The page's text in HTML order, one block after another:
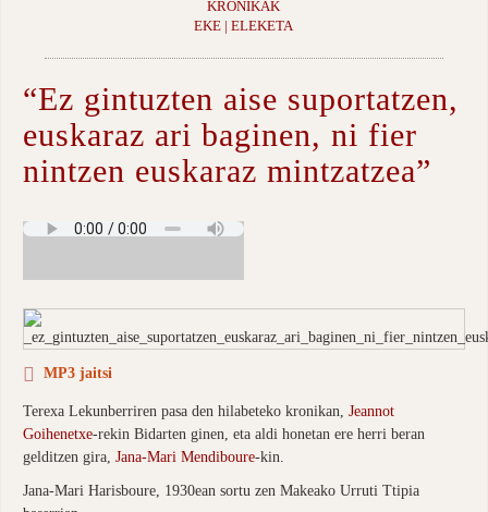
KRONIKAK
EKE | ELEKETA
“Ez gintuzten aise suportatzen,
euskaraz ari baginen, ni fier
nintzen euskaraz mintzatzea”
MP3 jaitsi
Terexa Lekunberriren pasa den hilabeteko kronikan, Jeannot
Goihenetxe-rekin Bidarten ginen, eta aldi honetan ere herri beran
gelditzen gira, Jana-Mari Mendiboure-kin.
Jana-Mari Harisboure, 1930ean sortu zen Makeako Urruti Ttipia